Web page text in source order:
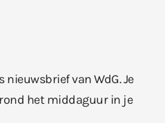
van WdG. Je
het middaguur in je